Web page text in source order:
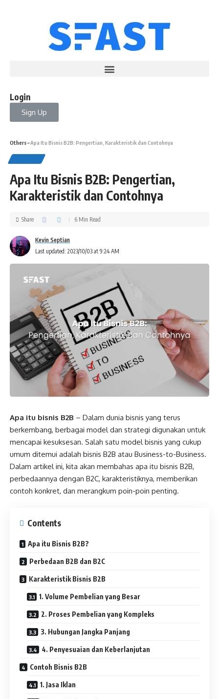
Login
Sign Up
Others–Apa Itu Bisnis B2B: Pengertian, Karakteristik dan Contohnya
Apa Itu Bisnis B2B: Pengertian,
Karakteristik dan Contohnya
Last updated: 2023/10/03 at 9:24 AM
Kevin Septian
Share 6 Min Read
Apa itu bisnis B2B – Dalam dunia bisnis yang terus
berkembang, berbagai model dan strategi digunakan untuk
mencapai kesuksesan. Salah satu model bisnis yang cukup
umum ditemui adalah bisnis B2B atau Business-to-Business.
Dalam artikel ini, kita akan membahas apa itu bisnis B2B,
perbedaannya dengan B2C, karakteristiknya, memberikan
contoh konkret, dan merangkum poin-poin penting.
Contents
Apa itu Bisnis B2B?
Perbedaan B2B dan B2C
Karakteristik Bisnis B2B
1. Volume Pembelian yang Besar
2. Proses Pembelian yang Kompleks
3. Hubungan Jangka Panjang
4. Penyesuaian dan Keberlanjutan
Contoh Bisnis B2B
1. Jasa Iklan